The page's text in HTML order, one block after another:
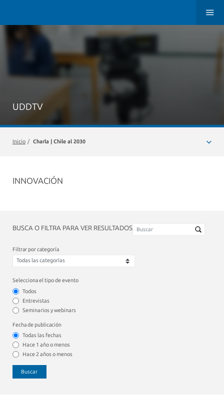
UDDTV
Inicio / Charla | Chile al 2030
INNOVACIÓN
BUSCA O FILTRA PARA VER RESULTADOS
Filtrar por categoría
Selecciona el tipo de evento
Todos
Entrevistas
Seminarios y webinars
Fecha de publicación
Todas las fechas
Hace 1 año o menos
Hace 2 años o menos
Buscar